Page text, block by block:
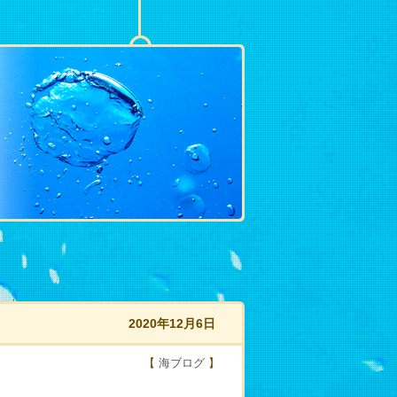
2020年12月6日
【 海ブログ 】